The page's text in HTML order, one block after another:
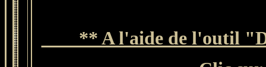
** A l'aide de l'outil